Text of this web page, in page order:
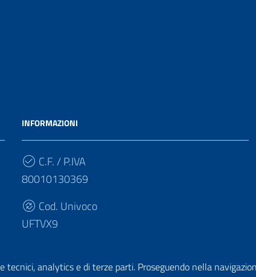
tecnici, analytics e di terze parti. Proseguendo nella
INFORMAZIONI
C.F. / P.IVA
80010130369
Cod. Univoco
UFTVX9